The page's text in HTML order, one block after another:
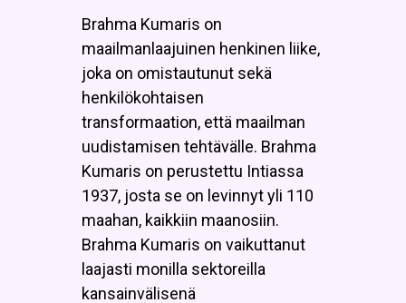
Brahma Kumaris on
maailmanlaajuinen henkinen liike,
joka on omistautunut sekä
henkilökohtaisen
transformaation, että maailman
uudistamisen tehtävälle. Brahma
Kumaris on perustettu Intiassa
1937, josta se on levinnyt yli 110
maahan, kaikkiin maanosiin.
Brahma Kumaris on vaikuttanut
laajasti monilla sektoreilla
kansainvälisenä